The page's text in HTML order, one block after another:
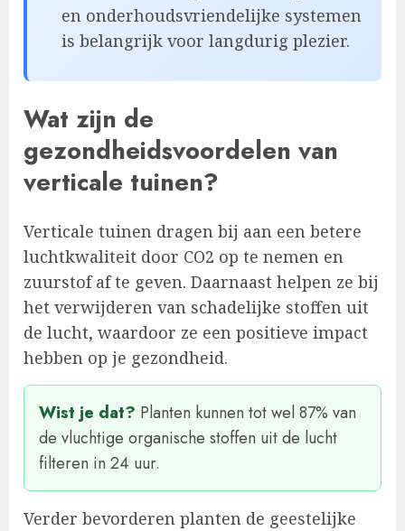
en onderhoudsvriendelijke systemen
is belangrijk voor langdurig plezier.
Wat zijn de
gezondheidsvoordelen van
verticale tuinen?
Verticale tuinen dragen bij aan een betere
luchtkwaliteit door CO2 op te nemen en
zuurstof af te geven. Daarnaast helpen ze bij
het verwijderen van schadelijke stoffen uit
de lucht, waardoor ze een positieve impact
hebben op je gezondheid.
Wist je dat? Planten kunnen tot wel 87% van
de vluchtige organische stoffen uit de lucht
filteren in 24 uur.
Verder bevorderen planten de geestelijke